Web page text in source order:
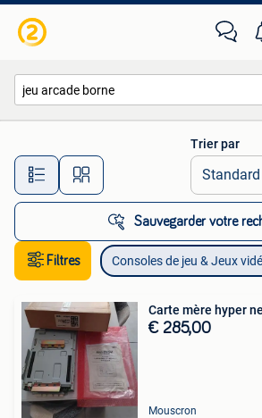
Toutes les distances…
Trier par
Sauvegarder votre
Filtres Consoles de jeu & Jeux
Carte mère hyper
€ 285,00
Mouscron